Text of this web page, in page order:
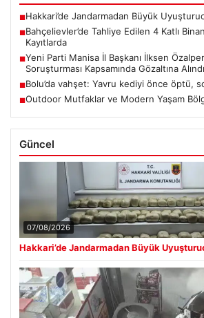
■Hakkari’de Jandarmadan Büyük
■Bahçelievler’de Tahliye Edilen 4 Katlı
Kayıtlarda
■Yeni Parti Manisa İl Başkanı İlksen
Soruşturması Kapsamında Gözaltına Alındı
■Bolu’da vahşet: Yavru kediyi önce öptü,
■Outdoor Mutfaklar ve Modern Yaşam
Güncel
07/08/2026
Hakkari’de Jandarmadan Büyük